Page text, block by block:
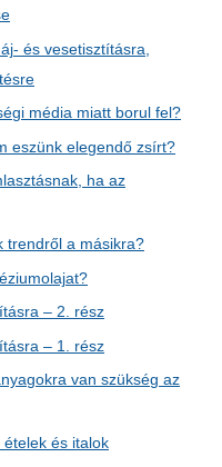
és vesetisztításra,
média miatt borul fel?
eszünk elegendő zsírt?
ha az
trendről a másikra?
– 2. rész
– 1. rész
van szükség az
és italok